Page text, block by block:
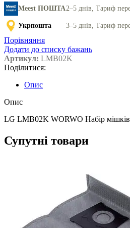
Meest ПОШТА2–5 днів, Тариф
Укрпошта 3–5 днів, Тариф
Порівняння
Додати до списку бажань
Артикул: LMB02K
Поділитися:
Опис
Опис
LG LMB02K WORWO Набір
Супутні товари